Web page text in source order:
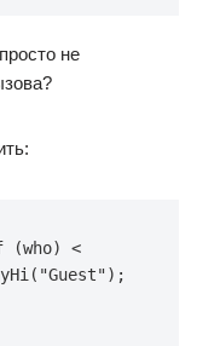
не
(who) <